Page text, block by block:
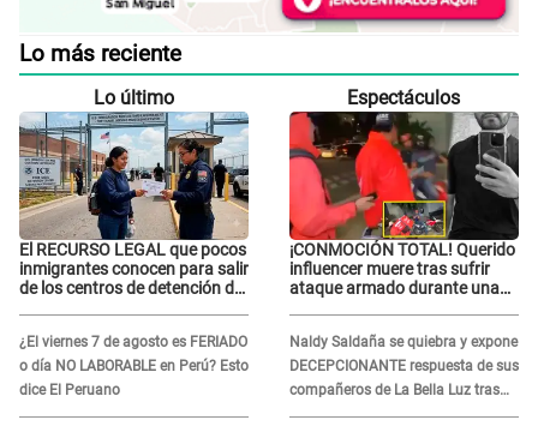
Lo más reciente
Lo último
El RECURSO LEGAL que pocos
inmigrantes conocen para salir
de los centros de detención del
¿El viernes 7 de agosto es FERIADO
o día NO LABORABLE en Perú? Esto
dice El Peruano
Espectáculos
¡CONMOCIÓN TOTAL! Querido
influencer muere tras sufrir
ataque armado durante una
Naldy Saldaña se quiebra y expone
DECEPCIONANTE respuesta de sus
compañeros de La Bella Luz tras
sufrir agresión: "Sabían lo que